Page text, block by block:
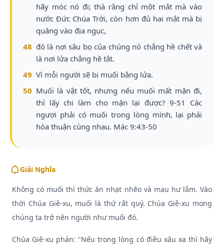
hãy móc nó đi; thà rằng chỉ một mắt mà vào
nước Đức Chúa Trời, còn hơn đủ hai mắt mà bị
quăng vào địa ngục,
48 đó là nơi sâu bọ của chúng nó chẳng hề chết và
là nơi lửa chẳng hề tắt.
49 Vì mỗi người sẽ bị muối bằng lửa.
50 Muối là vật tốt, nhưng nếu muối mất mặn đi,
thì lấy chi làm cho mặn lại được? 9-51 Các
ngươi phải có muối trong lòng mình, lại phải
hòa thuận cùng nhau. Mác 9:43-50
Giải Nghĩa
Không có muối thì thức ăn nhạt nhẽo và mau hư lắm. Vào
thời Chúa Giê-xu, muối là thứ rất quý. Chúa Giê-xu mong
chúng ta trở nên người như muối đó.
Chúa Giê-xu phán: "Nếu trong lòng có điều xấu xa thì hãy